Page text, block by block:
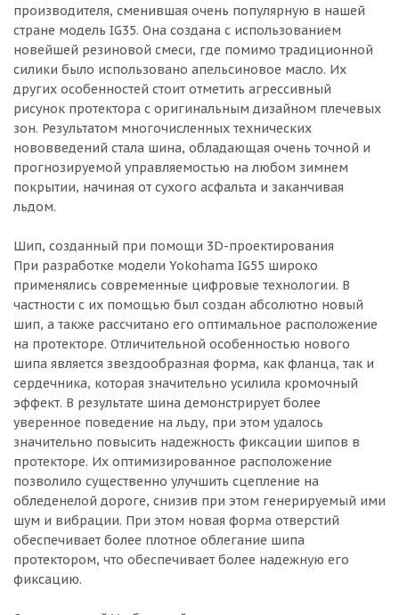
производителя, сменившая очень популярную в нашей
стране модель IG35. Она создана с использованием
новейшей резиновой смеси, где помимо традиционной
силики было использовано апельсиновое масло. Их
других особенностей стоит отметить агрессивный
рисунок протектора с оригинальным дизайном плечевых
зон. Результатом многочисленных технических
нововведений стала шина, обладающая очень точной и
прогнозируемой управляемостью на любом зимнем
покрытии, начиная от сухого асфальта и заканчивая
льдом.
Шип, созданный при помощи 3D-проектирования
При разработке модели Yokohama IG55 широко
применялись современные цифровые технологии. В
частности с их помощью был создан абсолютно новый
шип, а также рассчитано его оптимальное расположение
на протекторе. Отличительной особенностью нового
шипа является звездообразная форма, как фланца, так и
сердечника, которая значительно усилила кромочный
эффект. В результате шина демонстрирует более
уверенное поведение на льду, при этом удалось
значительно повысить надежность фиксации шипов в
протекторе. Их оптимизированное расположение
позволило существенно улучшить сцепление на
обледенелой дороге, снизив при этом генерируемый ими
шум и вибрации. При этом новая форма отверстий
обеспечивает более плотное облегание шипа
протектором, что обеспечивает более надежную его
фиксацию.